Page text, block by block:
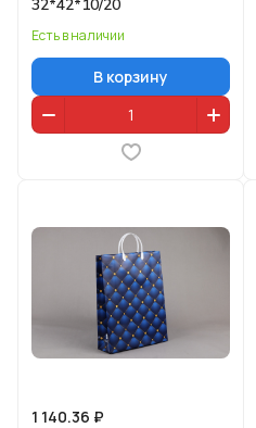
32*42*10/20
Есть в наличии
В корзину
1 140.36 ₽